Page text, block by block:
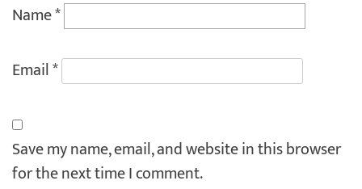
Name*
Email*
Save my name, email, and website in this browser
for the next time I comment.